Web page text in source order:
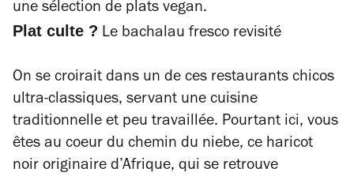
une sélection de plats vegan.
Plat culte ? Le bachalau fresco revisité
On se croirait dans un de ces restaurants chicos
ultra-classiques, servant une cuisine
traditionnelle et peu travaillée. Pourtant ici, vous
êtes au coeur du chemin du niebe, ce haricot
noir originaire d’Afrique, qui se retrouve